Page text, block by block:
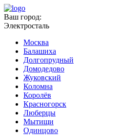
Ваш город:
Электросталь
Москва
Балашиха
Долгопрудный
Домодедово
Жуковский
Коломна
Королёв
Красногорск
Люберцы
Мытищи
Одинцово